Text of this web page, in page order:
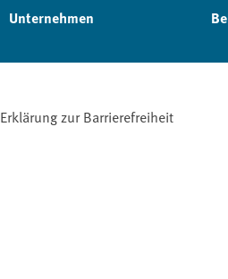
Unternehmen
Erklärung zur Barrierefreiheit